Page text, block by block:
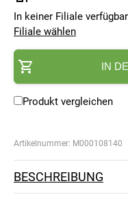
In keiner Filiale verfügbar
Filiale wählen
IN
Produkt vergleichen
Artikelnummer: M000108140
BESCHREIBUNG